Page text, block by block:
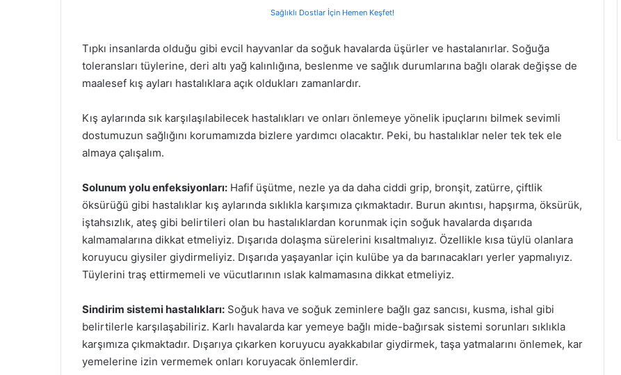
Sağlıklı Dostlar İçin Hemen Keşfet!
Tıpkı insanlarda olduğu gibi evcil hayvanlar da soğuk havalarda üşürler ve hastalanırlar. Soğuğa
toleransları tüylerine, deri altı yağ kalınlığına, beslenme ve sağlık durumlarına bağlı olarak değişse de
maalesef kış ayları hastalıklara açık oldukları zamanlardır.
Kış aylarında sık karşılaşılabilecek hastalıkları ve onları önlemeye yönelik ipuçlarını bilmek sevimli
dostumuzun sağlığını korumamızda bizlere yardımcı olacaktır. Peki, bu hastalıklar neler tek tek ele
almaya çalışalım.
Solunum yolu enfeksiyonları: Hafif üşütme, nezle ya da daha ciddi grip, bronşit, zatürre, çiftlik
öksürüğü gibi hastalıklar kış aylarında sıklıkla karşımıza çıkmaktadır. Burun akıntısı, hapşırma, öksürük,
iştahsızlık, ateş gibi belirtileri olan bu hastalıklardan korunmak için soğuk havalarda dışarıda
kalmamalarına dikkat etmeliyiz. Dışarıda dolaşma sürelerini kısaltmalıyız. Özellikle kısa tüylü olanlara
koruyucu giysiler giydirmeliyiz. Dışarıda yaşayanlar için kulübe ya da barınacakları yerler yapmalıyız.
Tüylerini traş ettirmemeli ve vücutlarının ıslak kalmamasına dikkat etmeliyiz.
Sindirim sistemi hastalıkları: Soğuk hava ve soğuk zeminlere bağlı gaz sancısı, kusma, ishal gibi
belirtilerle karşılaşabiliriz. Karlı havalarda kar yemeye bağlı mide-bağırsak sistemi sorunları sıklıkla
karşımıza çıkmaktadır. Dışarıya çıkarken koruyucu ayakkabılar giydirmek, taşa yatmalarını önlemek, kar
yemelerine izin vermemek onları koruyacak önlemlerdir.